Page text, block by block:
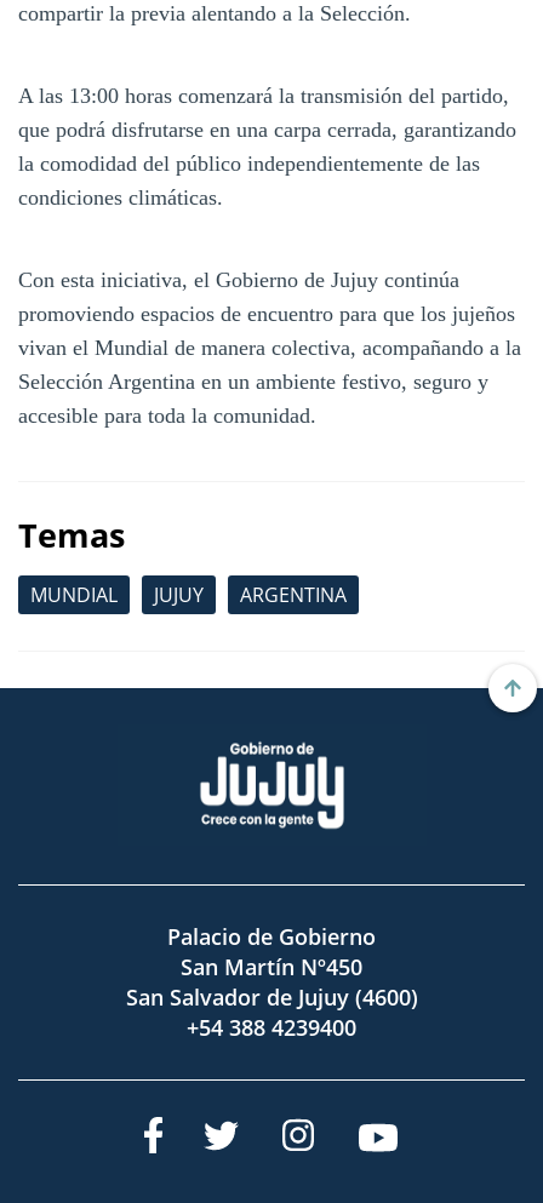
compartir la previa alentando a la Selección.
A las 13:00 horas comenzará la transmisión del partido,
que podrá disfrutarse en una carpa cerrada, garantizando
la comodidad del público independientemente de las
condiciones climáticas.
Con esta iniciativa, el Gobierno de Jujuy continúa
promoviendo espacios de encuentro para que los jujeños
vivan el Mundial de manera colectiva, acompañando a la
Selección Argentina en un ambiente festivo, seguro y
accesible para toda la comunidad.
Temas
MUNDIAL JUJUY ARGENTINA
Palacio de Gobierno
San Martín Nº450
San Salvador de Jujuy (4600)
+54 388 4239400